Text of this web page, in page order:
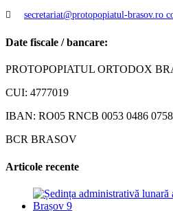
secretariat@protopopiatul-brasov.ro
Date fiscale / bancare:
PROTOPOPIATUL ORTODOX
CUI: 4777019
IBAN: RO05 RNCB 0053 0486 0758
BCR BRASOV
Articole recente